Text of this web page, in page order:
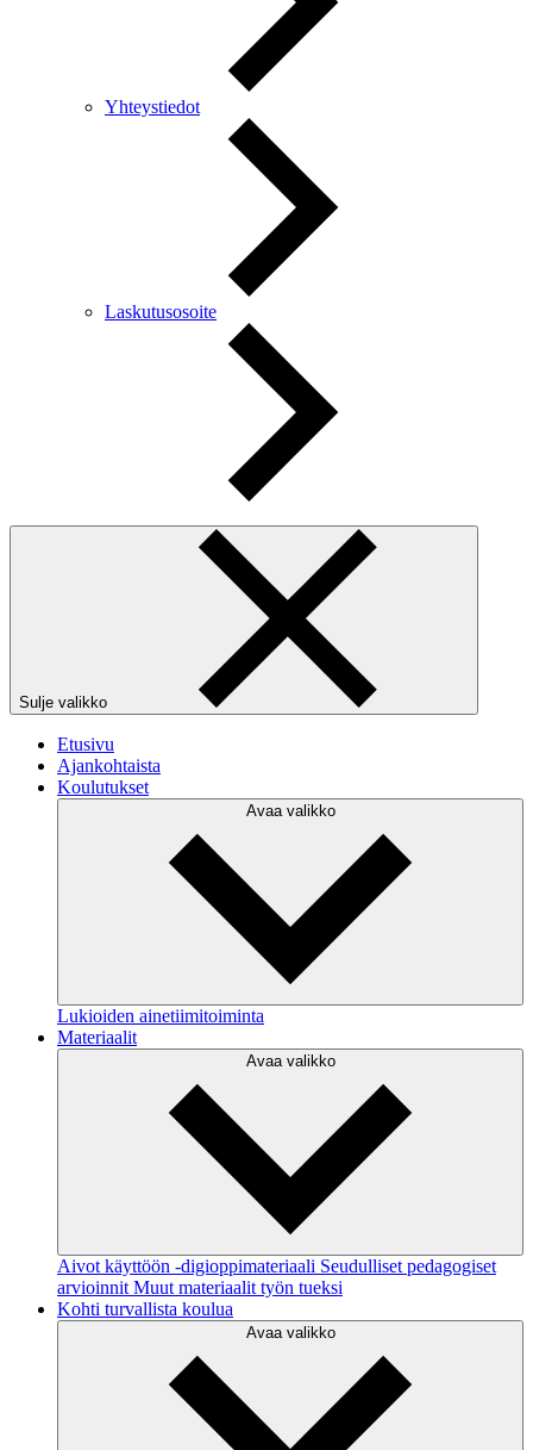
Yhteystiedot
Laskutusosoite
Sulje valikko
Etusivu
Ajankohtaista
Koulutukset
Avaa valikko
Lukioiden ainetiimitoiminta
Materiaalit
Avaa valikko
Aivot käyttöön -digioppimateriaali Seudulliset pedagogiset
arvioinnit Muut materiaalit työn tueksi
Kohti turvallista koulua
Avaa valikko